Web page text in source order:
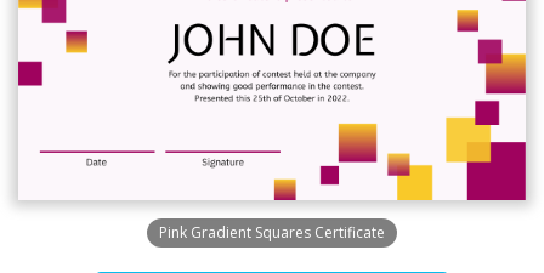
Pink Gradient Squares Certificate